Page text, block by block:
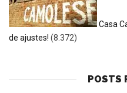
Casa
de ajustes! (8.372)
POSTS